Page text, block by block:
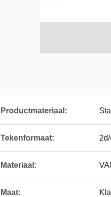
Productmateriaal:
Tekenformaat:
Materiaal:
Maat: